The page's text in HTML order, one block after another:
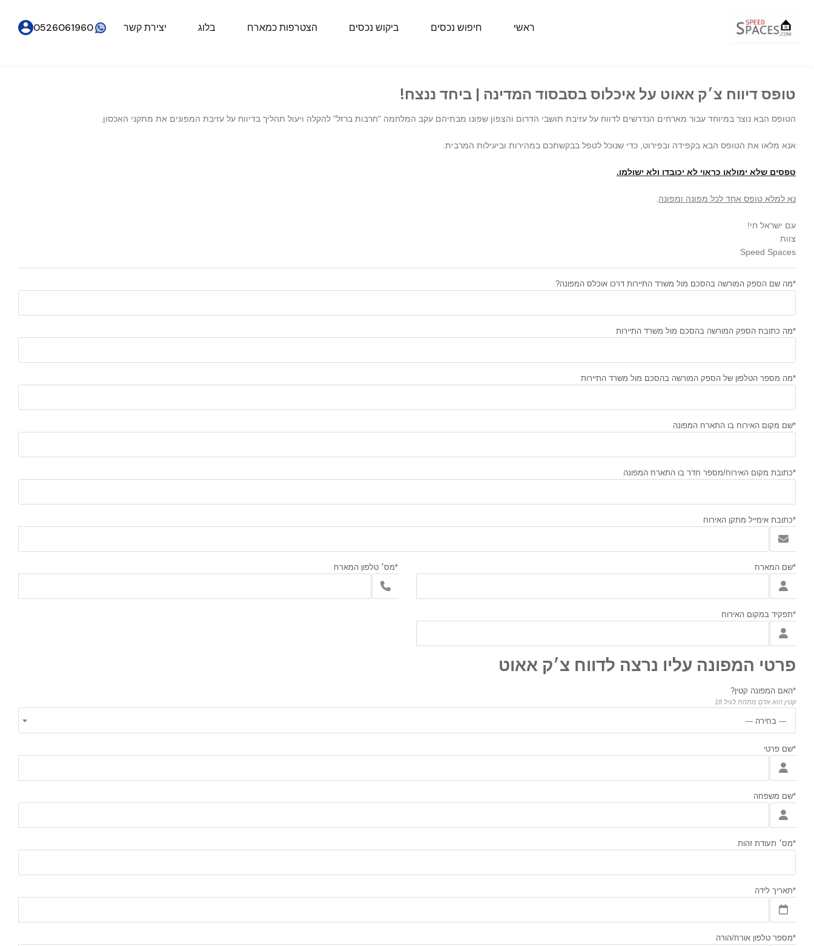
ראשי חיפוש נכסים ביקוש נכסים הצטרפות כמארח בלוג יצירת קשר 0526061960
טופס דיווח צ׳ק אאוט על איכלוס בסבסוד המדינה | ביחד ננצח!
הטופס הבא נוצר במיוחד עבור מארחים הנדרשים לדווח על עזיבת תושבי הדרום והצפון שפונו מבתיהם עקב המלחמה "חרבות ברזל" להקלה ויעול תהליך בדיווח על עזיבת המפונים את מתקני האכסון.
אנא מלאו את הטופס הבא בקפידה ובפירוט, כדי שנוכל לטפל בבקשתכם במהירות וביעילות המרבית.
טפסים שלא ימולאו כראוי לא יכובדו ולא ישולמו.
נא למלא טופס אחד לכל מפונה ומפונה
עם ישראל חי!
צוות
Speed Spaces
*מה שם הספק המורשה בהסכם מול משרד התיירות דרכו אוכלס המפונה?
*מה כתובת הספק המורשה בהסכם מול משרד התיירות
*מה מספר הטלפון של הספק המורשה בהסכם מול משרד התיירות
*שם מקום האירוח בו התארח המפונה
*כתובת מקום האירוח/מספר חדר בו התארח המפונה
*כתובת אימייל מתקן האירוח
*שם המארח
*תפקיד במקום האירוח
*מס׳ טלפון המארח
פרטי המפונה עליו נרצה לדווח צ׳ק אאוט
*האם המפונה קטין?
קטין הוא אדם מתחת לגיל 18
--- בחירה ---
*שם פרטי
*שם משפחה
*מס׳ תעודת זהות
*תאריך לידה
*מספר טלפון אורח/הורה